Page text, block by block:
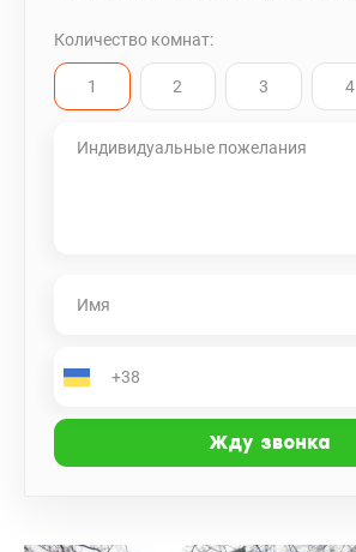
Количество комнат:
1 2 3 4